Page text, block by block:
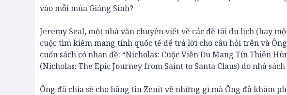
vào mỗi mùa Giáng Sinh?
Jeremy Seal, một nhà văn chuyên viết về các đề tài du lịch (hay
cuộc tìm kiếm mang tính quốc tế để trả lời cho câu hỏi trên và
cuốn sách có nhan đề: “Nicholas: Cuộc Viễn Du Mang Tín Thiên
(Nicholas: The Epic Journey from Saint to Santa Claus) do nhà
Ông đã chia sẽ cho hãng tin Zenit về những gì mà Ông đã khám